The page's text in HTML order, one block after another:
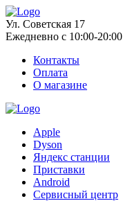
Ул. Советская 17
Ежедневно с 10:00-20:00
Контакты
Оплата
О магазине
Apple
Dyson
Яндекс станции
Приставки
Android
Сервисный центр